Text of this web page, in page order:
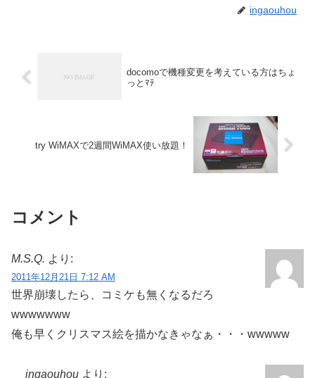
ingaouhou
docomoで機種変更を考えている方はちょ
っとﾏﾃ
try WiMAXで2週間WiMAX使い放題！
コメント
M.S.Q. より:
2011年12月21日 7:12 AM
世界崩壊したら、コミケも無くなるだろ
wwwwwww
俺も早くクリスマス絵を描かなきゃなぁ・・・wwwww
ingaouhou より: